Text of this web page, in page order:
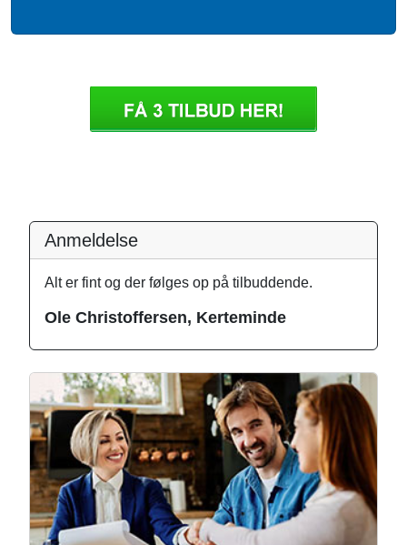
Anmeldelse
Alt er fint og der følges op på tilbuddende.
Ole Christoffersen, Kerteminde